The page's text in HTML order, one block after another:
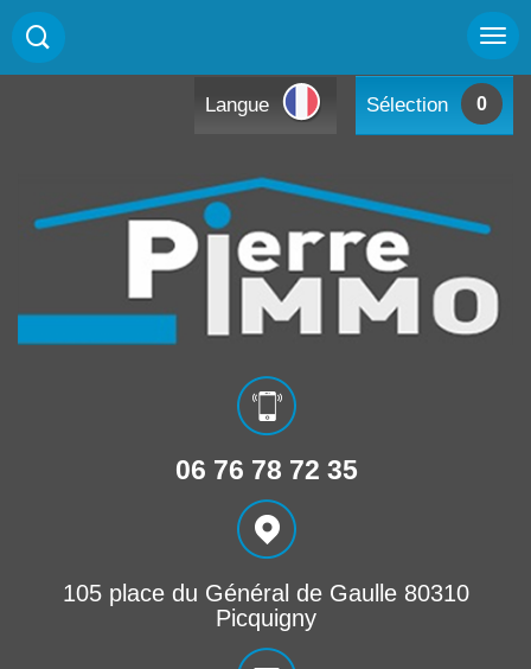
Langue Sélection 0
06 76 78 72 35
105 place du Général de Gaulle 80310
Picquigny